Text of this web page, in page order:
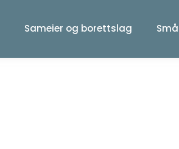
Sameier og borettslag